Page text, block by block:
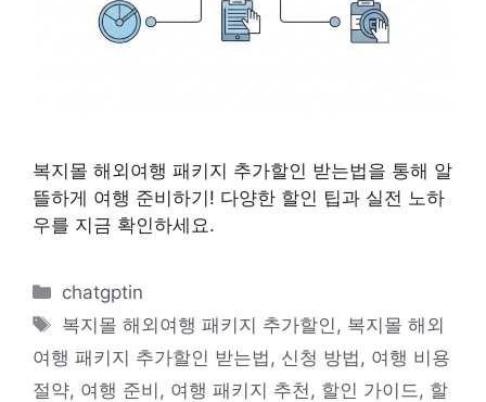
복지몰 해외여행 패키지 추가할인 받는법을 통해 알
뜰하게 여행 준비하기! 다양한 할인 팁과 실전 노하
우를 지금 확인하세요.
카
테
고
리
chatgptin
태
그
복지몰 해외여행 패키지 추가할인 , 복지몰 해외
여행 패키지 추가할인 받는법 , 신청 방법 , 여행 비용
절약, 여행 준비 , 여행 패키지 추천 , 할인 가이드 , 할